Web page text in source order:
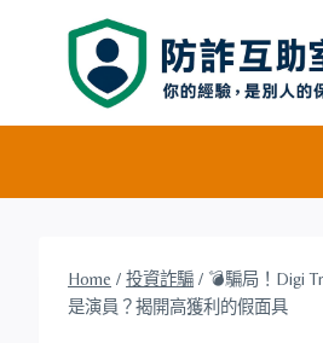
Home / 投資詐騙 / 💣騙局！Digi
是演員？揭開高獲利的假面具